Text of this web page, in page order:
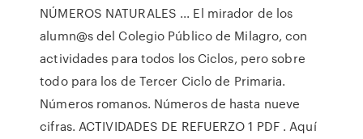
NÚMEROS NATURALES ... El mirador de los
alumn@s del Colegio Público de Milagro, con
actividades para todos los Ciclos, pero sobre
todo para los de Tercer Ciclo de Primaria.
Números romanos. Números de hasta nueve
cifras. ACTIVIDADES DE REFUERZO 1 PDF . Aquí